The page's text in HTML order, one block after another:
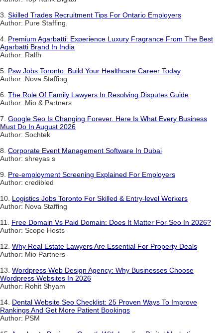
3. Skilled Trades Recruitment Tips For Ontario Employers
Author: Pure Staffing.
4. Premium Agarbatti: Experience Luxury Fragrance From The Best
Agarbatti Brand In India
Author: Ralfh
5. Psw Jobs Toronto: Build Your Healthcare Career Today
Author: Nova Staffing
6. The Role Of Family Lawyers In Resolving Disputes Guide
Author: Mio & Partners
7. Google Seo Is Changing Forever. Here Is What Every Business
Must Do In August 2026
Author: Sochtek
8. Corporate Event Management Software In Dubai
Author: shreyas s
9. Pre-employment Screening Explained For Employers
Author: credibled
10. Logistics Jobs Toronto For Skilled & Entry-level Workers
Author: Nova Staffing
11. Free Domain Vs Paid Domain: Does It Matter For Seo In 2026?
Author: Scope Hosts
12. Why Real Estate Lawyers Are Essential For Property Deals
Author: Mio Partners
13. Wordpress Web Design Agency: Why Businesses Choose
Wordpress Websites In 2026
Author: Rohit Shyam
14. Dental Website Seo Checklist: 25 Proven Ways To Improve
Rankings And Get More Patient Bookings
Author: PSM